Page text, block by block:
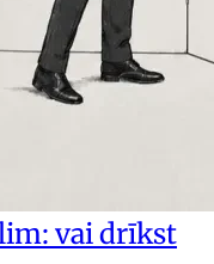
vai drīkst